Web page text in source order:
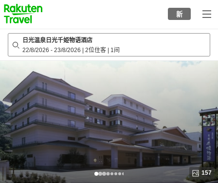
to
top
page
新
日光温泉日光千姫物语酒店
22/8/2026 - 23/8/2026 2位住客 1间
157